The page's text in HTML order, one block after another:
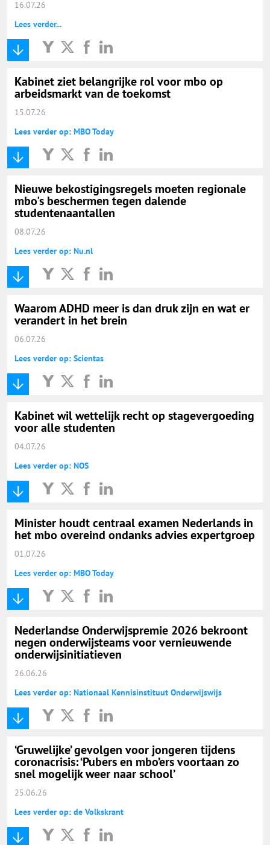
16.07.26
Lees verder...
Kabinet ziet belangrijke rol voor mbo op
arbeidsmarkt van de toekomst
15.07.26
Lees verder op: MBO Today
Nieuwe bekostigingsregels moeten regionale
mbo's beschermen tegen dalende
studentenaantallen
08.07.26
Lees verder op: Nu.nl
Waarom ADHD meer is dan druk zijn en wat er
verandert in het brein
06.07.26
Lees verder op: Scientas
Kabinet wil wettelijk recht op stagevergoeding
voor alle studenten
04.07.26
Lees verder op: NOS
Minister houdt centraal examen Nederlands in
het mbo overeind ondanks advies expertgroep
01.07.26
Lees verder op: MBO Today
Nederlandse Onderwijspremie 2026 bekroont
negen onderwijsteams voor vernieuwende
onderwijsinitiatieven
26.06.26
Lees verder op: Nationaal Kennisinstituut Onderwijswijs
‘Gruwelijke’ gevolgen voor jongeren tijdens
coronacrisis: ‘Pubers en mbo’ers voortaan zo
snel mogelijk weer naar school’
25.06.26
Lees verder op: de Volkskrant